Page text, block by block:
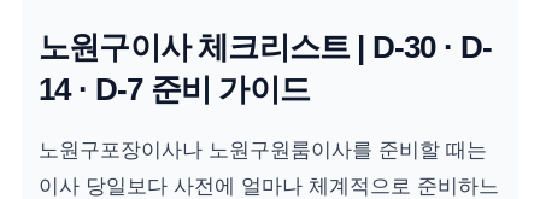
노원구이사 체크리스트 | D-30 · D-
14 · D-7 준비 가이드
노원구포장이사나 노원구원룸이사를 준비할 때는
이사 당일보다 사전에 얼마나 체계적으로 준비하느